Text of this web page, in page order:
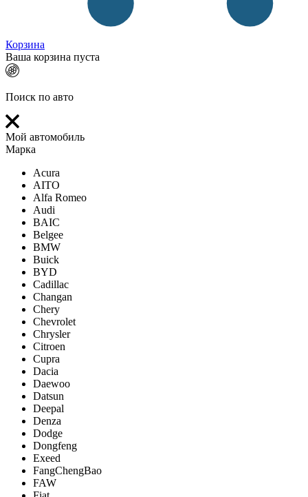
Корзина
Ваша корзина пуста
Поиск по авто
Мой автомобиль
Марка
Acura
AITO
Alfa Romeo
Audi
BAIC
Belgee
BMW
Buick
BYD
Cadillac
Changan
Chery
Chevrolet
Chrysler
Citroen
Cupra
Dacia
Daewoo
Datsun
Deepal
Denza
Dodge
Dongfeng
Exeed
FangChengBao
FAW